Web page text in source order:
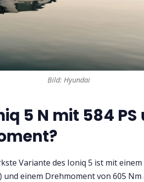
Bild: Hyundai
5 N mit 584 PS
Variante des Ioniq 5 ist mit
und einem Drehmoment von 605